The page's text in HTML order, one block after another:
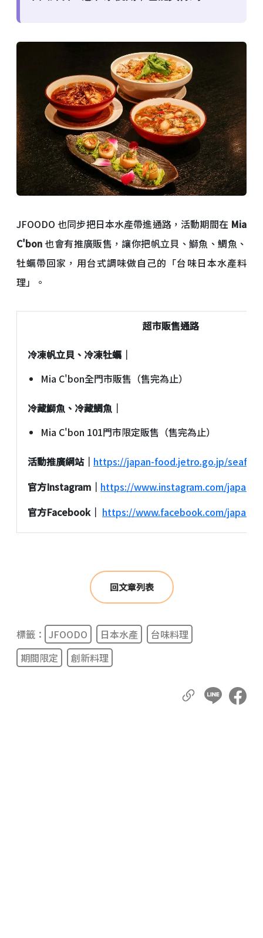
JFOODO 也同步把日本水產帶進通路，活動期間在 Mia
C'bon也會有推廣販售，讓你把帆立貝、鰤魚、鯛魚、
牡蠣帶回家，用台式調味做自己的「台味日本水產料
理」。
超市販售通路
冷凍帆立貝、冷凍牡蠣｜
Mia C'bon全門市販售（售完為止）
冷藏鰤魚、冷藏鯛魚｜
Mia C'bon 101門市限定販售（售完為止）
活動推廣網站｜ https://japan-food.jetro.go.jp/
官方Instagram｜ https://www.instagram.com/
官方Facebook｜ https://www.facebook.com/
回文章列表
標籤： JFOODO 日本水產
台味料理
期間限定
創新料理